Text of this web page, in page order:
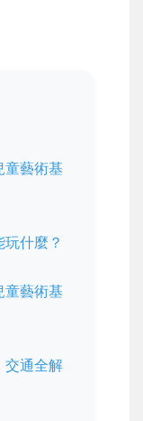
童藝術基
什麼？
童藝術基
交通全解